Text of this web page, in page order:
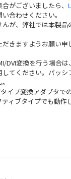
がございましたら、
合わせください。
が、弊社では本製品
きますようお願い申
DVI変換を行う場合は
てください。パッ
イプ変換アダプタで
ィブタイプでも動作